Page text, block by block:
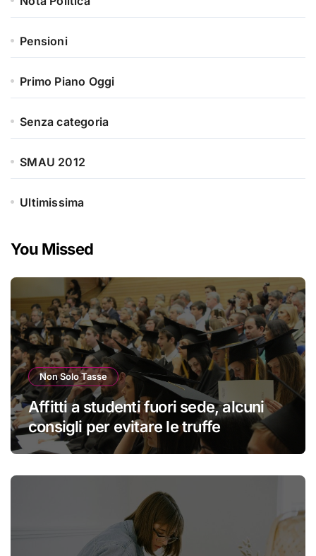
Pensioni
Primo Piano Oggi
Senza categoria
SMAU 2012
Ultimissima
You Missed
Non Solo Tasse
Affitti a studenti fuori sede, alcuni
consigli per evitare le truffe